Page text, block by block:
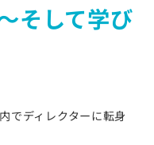
そして学び
でディレクターに転身